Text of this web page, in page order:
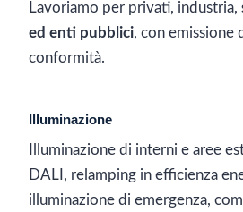
Lavoriamo per privati, industria,
ed enti pubblici, con emissione
conformità.
Illuminazione
Illuminazione di interni e aree
DALI, relamping in efficienza
illuminazione di emergenza,